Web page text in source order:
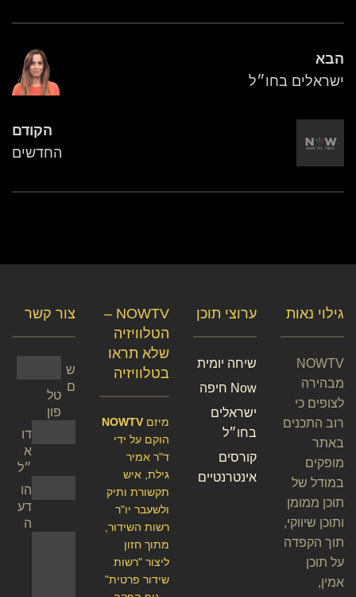
הבא
ישראלים בחו״ל
הקודם
החדשים
צור קשר
ש
ם
טל
פון
דו
א
״ל
הו
דע
ה
NOWTV –
הטלוויזיה
שלא תראו
בטלוויזיה
מיזם NOWTV
הוקם על ידי
ד"ר אמיר
גילת, איש
תקשורת ותיק
ולשעבר יו"ר
רשות השידור,
מתוך חזון
ליצור "רשות
שידור פרטית"
ערוצי תוכן
שיחה יומית
Now חיפה
ישראלים
בחו״ל
קורסים
אינטרנטיים
גילוי נאות
NOWTV
מבהירה
לצופים כי
רוב התכנים
באתר
מופקים
במודל של
תוכן ממומן
ותוכן שיווקי,
תוך הקפדה
על תוכן
אמין,